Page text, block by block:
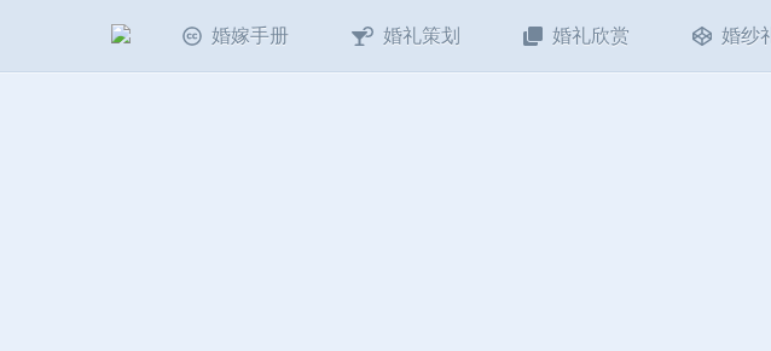
婚嫁手册 婚礼策划 婚礼欣赏 婚纱